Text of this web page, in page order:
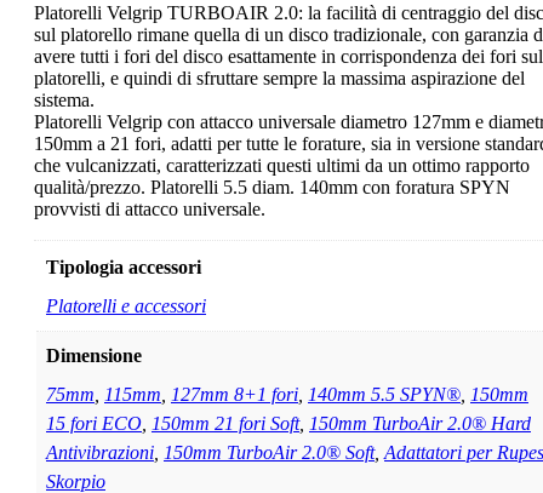
Platorelli Velgrip TURBOAIR 2.0: la facilità di centraggio del
sul platorello rimane quella di un disco tradizionale, con garanzia
avere tutti i fori del disco esattamente in corrispondenza dei fori sul
platorelli, e quindi di sfruttare sempre la massima aspirazione del
sistema.
Platorelli Velgrip con attacco universale diametro 127mm e
150mm a 21 fori, adatti per tutte le forature, sia in versione
che vulcanizzati, caratterizzati questi ultimi da un ottimo rapporto
qualità/prezzo. Platorelli 5.5 diam. 140mm con foratura SPYN
provvisti di attacco universale.
Tipologia accessori
Platorelli e accessori
Dimensione
75mm
115mm 127mm 8+1 fori 140mm 5.5 SPYN® 150mm
15 fori ECO 150mm 21 fori Soft, 150mm TurboAir 2.0® Hard
Antivibrazioni 150mm TurboAir 2.0® Soft, Adattatori per Rupes
Skorpio